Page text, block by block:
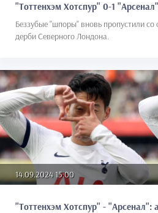
"Тоттенхэм Хотспур" 0-1
Беззубые "шпоры" вновь пропустили со
дерби Северного Лондона.
14.09.2024 15:00
"Тоттенхэм Хотспур" - "Арсенал":